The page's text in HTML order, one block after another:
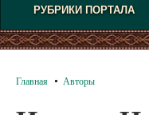
РУБРИКИ ПОРТАЛА
Главная Авторы